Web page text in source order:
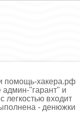
помощь-хакера.рф
админ-"гарант" и
легкостью входит
- денюжки